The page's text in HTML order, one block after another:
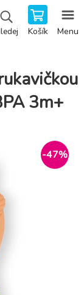
Košík Menu
3m+
-47%